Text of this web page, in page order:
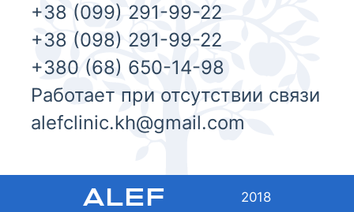
+38 (099) 291-99-22
+38 (098) 291-99-22
+380 (68) 650-14-98
Работает при отсутствии связи
alefclinic.kh@gmail.com